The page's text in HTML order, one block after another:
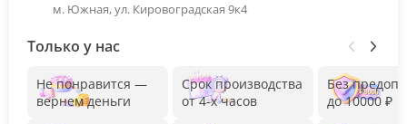
м. Южная, ул. Кировоградская 9к4
Только у нас
Не понравится —
вернем деньги
Срок производства
от 4-х часов
Без
до 10000 ₽